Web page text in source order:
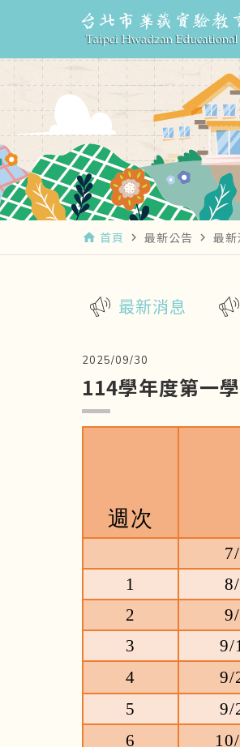
home 首頁 navigate_next 最新公告 navigate_next 最
最新消息
2025/09/30
114學年度第一
週次
1
2
3
9/
4
9/
5
9/
6